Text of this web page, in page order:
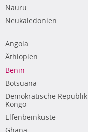
Nauru
Neukaledonien
Angola
Äthiopien
Benin
Botsuana
Demokratische Republik
Kongo
Elfenbeinküste